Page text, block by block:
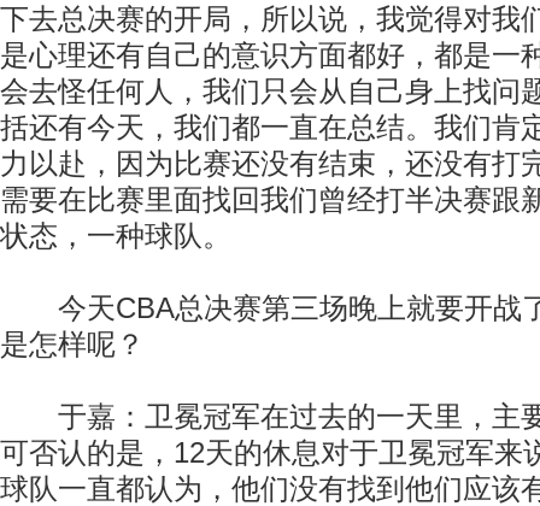
下去总决赛的开局，所以说，我觉得对我
是心理还有自己的意识方面都好，都是一
会去怪任何人，我们只会从自己身上找问
括还有今天，我们都一直在总结。我们肯
力以赴，因为比赛还没有结束，还没有打
需要在比赛里面找回我们曾经打半决赛跟
状态，一种球队。
今天CBA总决赛第三场晚上就要开战
是怎样呢？
于嘉：卫冕冠军在过去的一天里，主
可否认的是，12天的休息对于卫冕冠军来
球队一直都认为，他们没有找到他们应该